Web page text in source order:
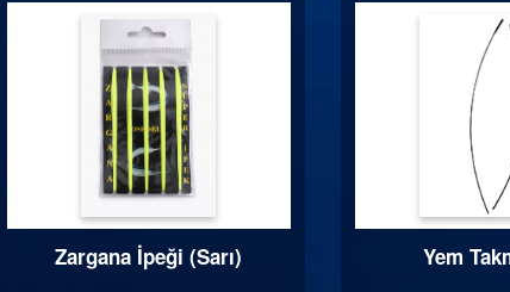
Zargana İpeği (Sarı) Yem